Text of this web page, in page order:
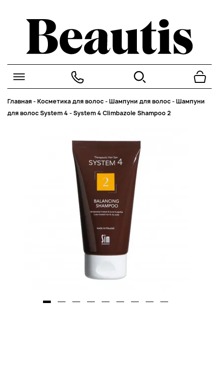
Главная-Косметика для волос-Шампуни для волос-Шампуни
для волос System 4 -System 4 Climbazole Shampoo 2